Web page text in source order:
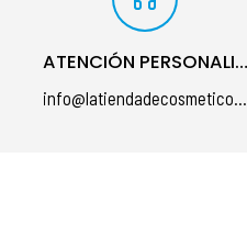
ATENCIÓN PERSONALIZADA
info@latiendadecosmeticos.com